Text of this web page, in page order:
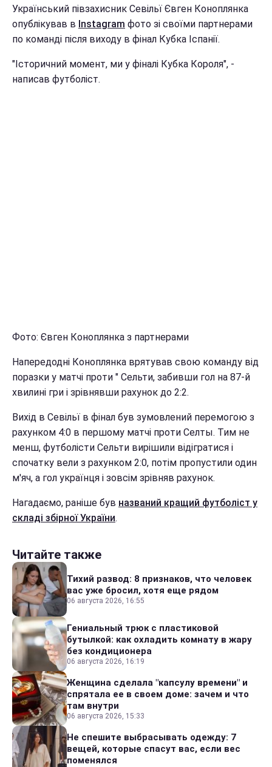
Український півзахисник Севільї Євген Коноплянка
опублікував в Instagram фото зі своїми партнерами
по команді після виходу в фінал Кубка Іспанії.
"Історичний момент, ми у фіналі Кубка Короля", -
написав футболіст.
Фото: Євген Коноплянка з партнерами
Напередодні Коноплянка врятував свою команду від
поразки у матчі проти " Сельти, забивши гол на 87-й
хвилині гри і зрівнявши рахунок до 2:2.
Вихід в Севільї в фінал був зумовлений перемогою з
рахунком 4:0 в першому матчі проти Селты. Тим не
менш, футболісти Сельти вирішили відігратися і
спочатку вели з рахунком 2:0, потім пропустили один
м'яч, а гол українця і зовсім зрівняв рахунок.
Нагадаємо, раніше був названий кращий футболіст у
складі збірної України.
Читайте также
Тихий развод: 8 признаков, что человек
вас уже бросил, хотя еще рядом
06 августа 2026, 16:55
Гениальный трюк с пластиковой
бутылкой: как охладить комнату в жару
без кондиционера
06 августа 2026, 16:19
Женщина сделала "капсулу времени" и
спрятала ее в своем доме: зачем и что
там внутри
06 августа 2026, 15:33
Не спешите выбрасывать одежду: 7
вещей, которые спасут вас, если вес
поменялся